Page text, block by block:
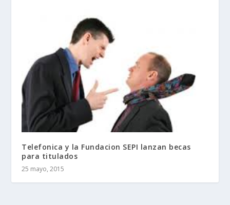
Telefonica y la Fundacion SEPI lanzan becas
para titulados
25 mayo, 2015